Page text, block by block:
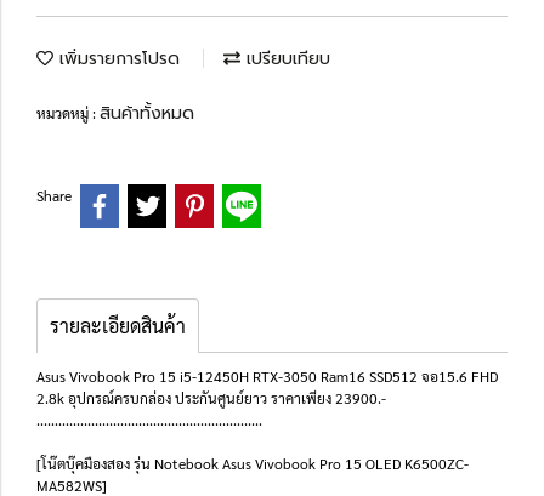
เพิ่มรายการโปรด เปรียบเทียบ
หมวดหมู่ :สินค้าทั้งหมด
Share
รายละเอียดสินค้า
Asus Vivobook Pro 15 i5-12450H RTX-3050 Ram16 SSD512 จอ15.6 FHD
2.8k อุปกรณ์ครบกล่อง ประกันศูนย์ยาว ราคาเพียง 23900.-
..............................................................
[โน๊ตบุ๊คมืองสอง รุ่น Notebook Asus Vivobook Pro 15 OLED K6500ZC-
MA582WS]